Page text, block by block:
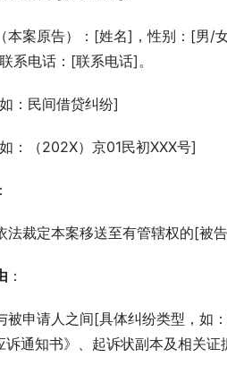
（本案原告）：[姓名]，性别：[男/
系电话：[联系电话]。
：民间借贷纠纷]
：（202X）京01民初XXX号]
：
法裁定本案移送至有管辖权的[被
：
被申请人之间[具体纠纷类型，如
诉通知书》、起诉状副本及相关证